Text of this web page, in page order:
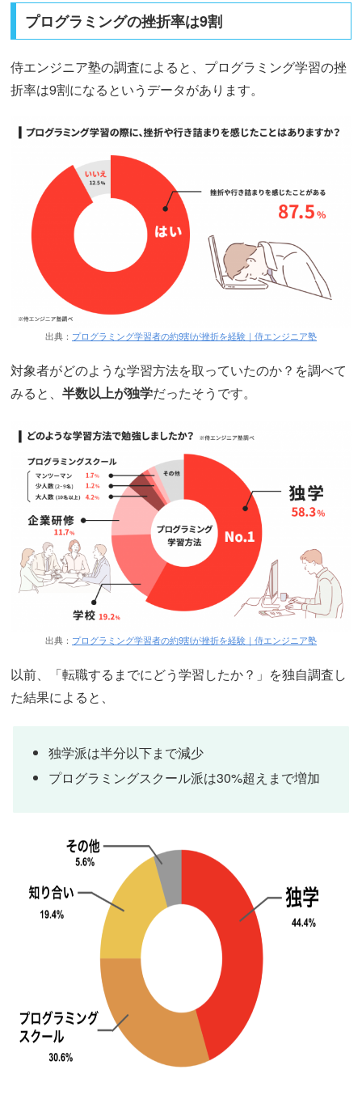
プログラミングの挫折率は9割
侍エンジニア塾の調査によると、プログラミング学習の挫
折率は9割になるというデータがあります。
出典： プログラミング学習者の約9割が挫折を経験｜侍エンジニア塾
対象者がどのような学習方法を取っていたのか？を調べて
みると、半数以上が独学だったそうです。
出典： プログラミング学習者の約9割が挫折を経験｜侍エンジニア塾
以前、「転職するまでにどう学習したか？」を独自調査し
た結果によると、
独学派は半分以下まで減少
プログラミングスクール派は30%超えまで増加